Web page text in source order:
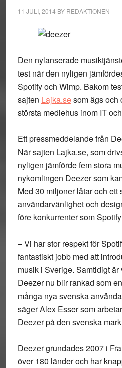
11 JULI, 2014 BY REDAKTIONEN
Den nylanserade
test när den nyligen
Spotify och Wimp. Bakom
sajten Lajka.sesom ägs och
största mediehus inom IT
Ett pressmeddelande från
När sajten Lajka.se, som
nyligen jämförde fem stora
nykomlingen Deezer som
Med 30 miljoner låtar och ett
användarvänlighet och
före konkurrenter som
– Vi har stor respekt för
fantastiskt jobb med att
musik i Sverige. Samtidigt
Deezer nu blir rankad som
många nya svenska
säger Alex Esser som
Deezer på den svenska
Deezer grundades 2007 i
över 180 länder och har